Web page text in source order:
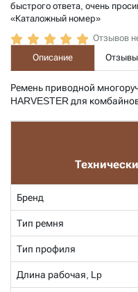
быстрого ответа, очень
«Каталожный номер»
Отзывов
Описание
Ремень приводной
HARVESTER для
Бренд
Тип ремня
Тип профиля
Длина рабочая, Lp